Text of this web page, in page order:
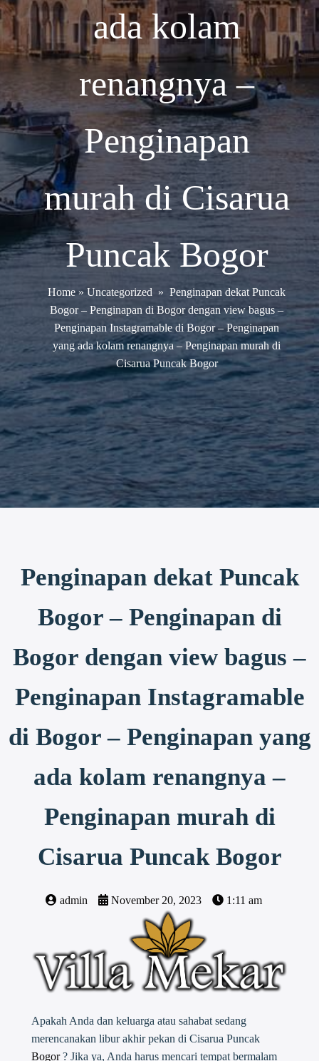
ada kolam
renangnya –
Penginapan
murah di Cisarua
Puncak Bogor
Home» Uncategorized » Penginapan dekat Puncak
Bogor – Penginapan di Bogor dengan view bagus –
Penginapan Instagramable di Bogor – Penginapan
yang ada kolam renangnya – Penginapan murah di
Cisarua Puncak Bogor
Penginapan dekat Puncak
Bogor – Penginapan di
Bogor dengan view bagus –
Penginapan Instagramable
di Bogor – Penginapan yang
ada kolam renangnya –
Penginapan murah di
Cisarua Puncak Bogor
admin November 20, 2023 1:11 am
Apakah Anda dan keluarga atau sahabat sedang
merencanakan libur akhir pekan di Cisarua Puncak
Bogor? Jika ya, Anda harus mencari tempat bermalam